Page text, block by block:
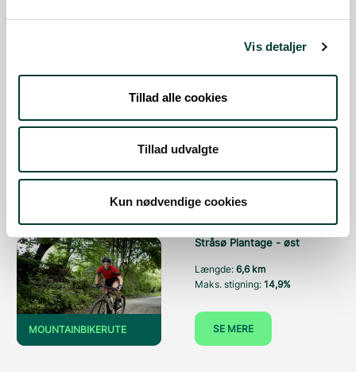
Vis detaljer
Tillad alle cookies
Tillad udvalgte
Kun nødvendige cookies
CYKELRUTE
Cykel rundtur - Salten
Langsø rundt (23 km)
Maks. stigning:
SE MERE
MOUNTAINBIKERUTE
Stråsø Plantage - øst
Længde: 6,6 km
Maks. stigning: 14,9%
SE MERE